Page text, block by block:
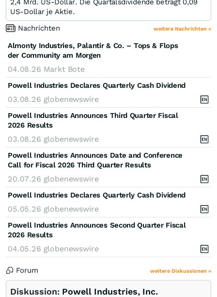
2,4 Mrd. US-Dollar. Die Quartalsdividende beträgt 0,09
US-Dollar je Aktie.
Nachrichten
weitere Nachrichten »
Almonty Industries, Palantir & Co. – Tops & Flops
der Community am Morgen
04.08.26 Markt Bote
Powell Industries Declares Quarterly Cash Dividend
03.08.26 globenewswire
Powell Industries Announces Third Quarter Fiscal
2026 Results
03.08.26 globenewswire
Powell Industries Announces Date and Conference
Call for Fiscal 2026 Third Quarter Results
20.07.26 globenewswire
Powell Industries Declares Quarterly Cash Dividend
05.05.26 globenewswire
Powell Industries Announces Second Quarter Fiscal
2026 Results
04.05.26 globenewswire
Forum weitere Diskussionen »
Diskussion: Powell Industries, Inc.